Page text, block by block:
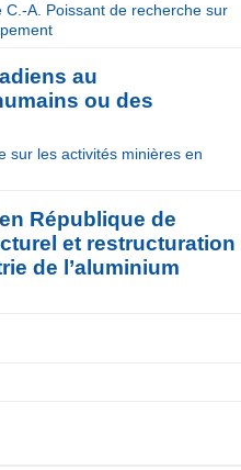
C.-A. Poissant de recherche sur
au
ou des
sur les activités minières en
République de
et restructuration
de l’aluminium